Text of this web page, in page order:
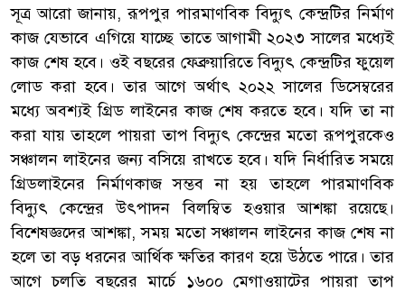
সূত্র আরো জানায়, রূপপুর পারমাণবিক বিদ্যুৎ কেন্দ্রটির নির্মাণ
কাজ যেভাবে এগিয়ে যাচ্ছে তাতে আগামী ২০২৩ সালের মধ্যেই
কাজ শেষ হবে। ওই বছরের ফেব্রুয়ারিতে বিদ্যুৎ কেন্দ্রটির ফুয়েল
লোড করা হবে। তার আগে অর্থাৎ ২০২২ সালের ডিসেম্বরের
মধ্যে অবশ্যই গ্রিড লাইনের কাজ শেষ করতে হবে। যদি তা না
করা যায় তাহলে পায়রা তাপ বিদ্যুৎ কেন্দ্রের মতো রূপপুরকেও
সঞ্চালন লাইনের জন্য বসিয়ে রাখতে হবে। যদি নির্ধারিত সময়ে
গ্রিডলাইনের নির্মাণকাজ সম্ভব না হয় তাহলে পারমাণবিক
বিদ্যুৎ কেন্দ্রের উৎপাদন বিলম্বিত হওয়ার আশঙ্কা রয়েছে।
বিশেষজ্ঞদের আশঙ্কা, সময় মতো সঞ্চালন লাইনের কাজ শেষ না
হলে তা বড় ধরনের আর্থিক ক্ষতির কারণ হয়ে উঠতে পারে। তার
আগে চলতি বছরের মার্চে ১৬০০ মেগাওয়াটের পায়রা তাপ